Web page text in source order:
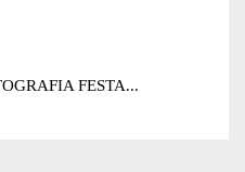
FESTA...